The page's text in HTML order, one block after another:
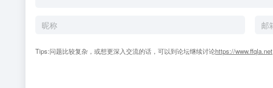
Tips:问题比较复杂，或想更深入交流的话，可以到论坛继续讨论https://www.ffqla.net